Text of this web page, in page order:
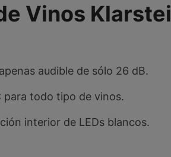
Vinos
audible de sólo 26 dB.
para todo tipo de vinos.
interior de LEDs blancos.